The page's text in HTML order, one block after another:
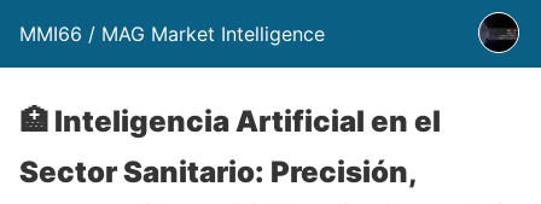
MMI66 / MAG Market Intelligence
🏥 Inteligencia Artificial en el
Sector Sanitario: Precisión,